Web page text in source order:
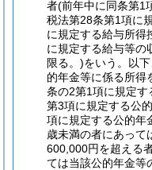
者(前年中に同条第1
税法第28条第1項に
に規定する給与所得
に規定する給与等の
限る。)をいう。以
的年金等に係る所得
条の2第1項に規定す
第3項に規定する公
項に規定する公的年
歳未満の者にあって
600,000円を超える
ては当該公的年金等